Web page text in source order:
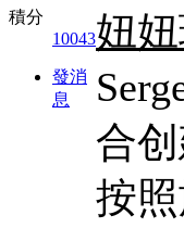
積分
10043
發消
息
妞
合
按